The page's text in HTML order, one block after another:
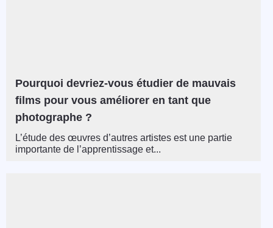
Pourquoi devriez-vous étudier de mauvais
films pour vous améliorer en tant que
photographe ?
L’étude des œuvres d’autres artistes est une partie
importante de l’apprentissage et...